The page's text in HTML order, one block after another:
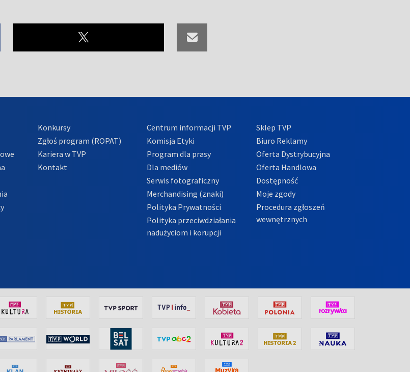
Konkursy
Zgłoś program (ROPAT)
Kariera w TVP
Kontakt
Centrum informacji TVP
Komisja Etyki
Program dla prasy
Dla mediów
Serwis fotograficzny
Merchandising (znaki)
Polityka Prywatności
Polityka przeciwdziałania
nadużyciom i korupcji
Sklep TVP
Biuro Reklamy
Oferta Dystrybucyjna
Oferta Handlowa
Dostępność
Moje zgody
Procedura zgłoszeń
wewnętrznych